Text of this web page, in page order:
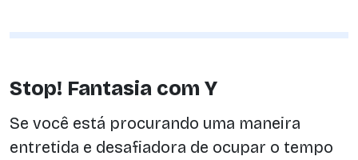
Stop! Fantasia com Y
Se você está procurando uma maneira
entretida e desafiadora de ocupar o tempo